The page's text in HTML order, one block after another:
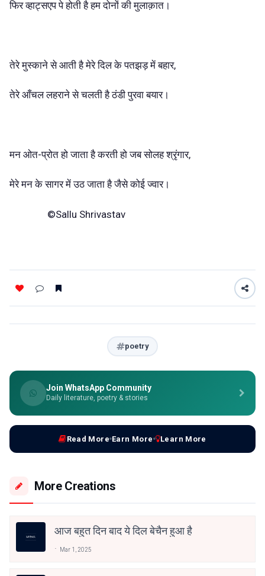
फिर व्हाट्सएप पे होती है हम दोनों की मुलाक़ात।
तेरे मुस्काने से आती है मेरे दिल के पतझड़ में बहार,
तेरे आँचल लहराने से चलती है ठंडी पुरवा बयार।
मन ओत-प्रोत हो जाता है करती हो जब सोलह श्रृंगार,
मेरे मन के सागर में उठ जाता है जैसे कोई ज्वार।
©Sallu Shrivastav
poetry
Join WhatsApp Community
Daily literature, poetry & stories
Read More Earn More Learn More
More Creations
आज बहुत दिन बाद ये दिल बेचैन हुआ है
Mar 1, 2025